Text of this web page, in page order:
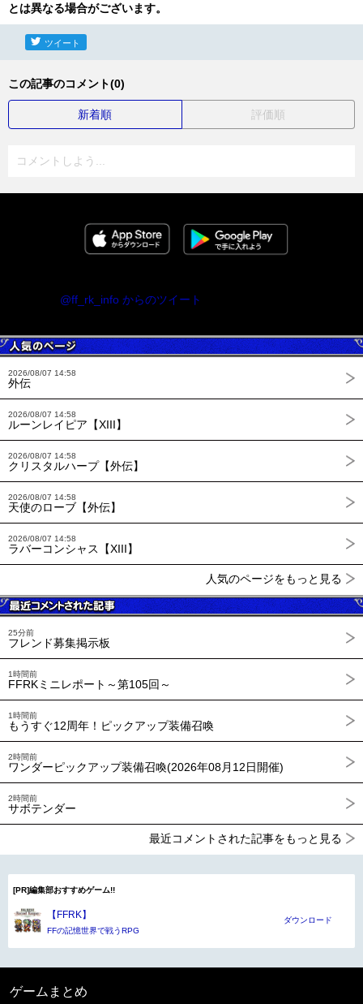
とは異なる場合がございます。
ツイート
この記事のコメント(0)
新着順 評価順
コメントしよう...
@ff_rk_info からのツイート
2026/08/07 14:58
外伝
2026/08/07 14:58
ルーンレイピア【XIII】
2026/08/07 14:58
クリスタルハープ【外伝】
2026/08/07 14:58
天使のローブ【外伝】
2026/08/07 14:58
ラバーコンシャス【XIII】
人気のページをもっと見る
25分前
フレンド募集掲示板
1時間前
FFRKミニレポート～第105回～
1時間前
もうすぐ12周年！ピックアップ装備召喚
2時間前
ワンダーピックアップ装備召喚(2026年08月12日開催)
2時間前
サボテンダー
最近コメントされた記事をもっと見る
[PR]編集部おすすめゲーム!!
【FFRK】
FFの記憶世界で戦うRPG
ダウンロード
ゲームまとめ